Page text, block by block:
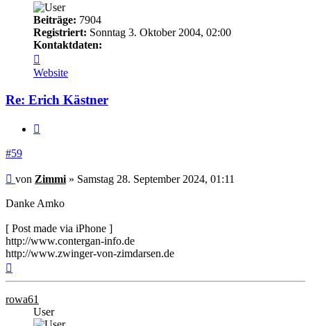
Beiträge: 7904
Registriert: Sonntag 3. Oktober 2004, 02:00
Kontaktdaten:
von
Zimmi
Website
Re: Erich Kästner
#59
Beitrag
von Zimmi » Samstag 28. September 2024, 01:11
Danke Amko
[ Post made via iPhone ]
http://www.contergan-info.de
http://www.zwinger-von-zimdarsen.de
rowa61
User